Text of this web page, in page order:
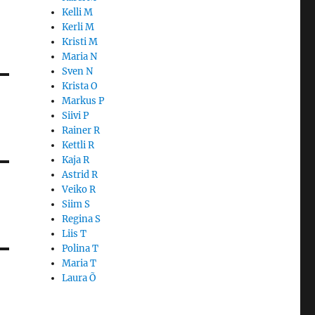
Kelli M
Kerli M
Kristi M
Maria N
Sven N
Krista O
Markus P
Siivi P
Rainer R
Kettli R
Kaja R
Astrid R
Veiko R
Siim S
Regina S
Liis T
Polina T
Maria T
Laura Õ